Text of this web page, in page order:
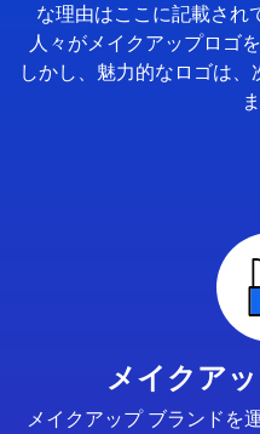
な理由はここに記載され
人々がメイクアップロゴ
しかし、魅力的なロゴは
メイクア
メイクアップ ブランドを